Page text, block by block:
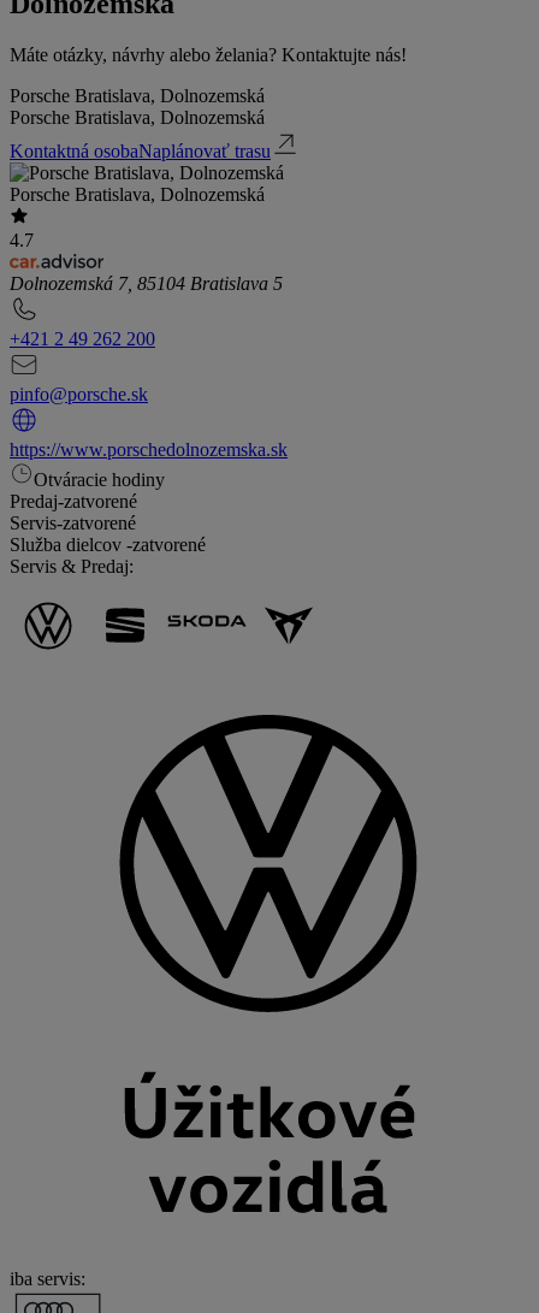
Máte otázky, návrhy alebo želania? Kontaktujte nás!
Porsche Bratislava, Dolnozemská
Porsche Bratislava, Dolnozemská
Kontaktná osobaNaplánovať trasu
Porsche Bratislava, Dolnozemská
4.7
Dolnozemská 7, 85104 Bratislava 5
+421 2 49 262 200
pinfo@porsche.sk
https://www.porschedolnozemska.sk
Otváracie hodiny
Predaj-zatvorené
Servis-zatvorené
Služba dielcov -zatvorené
Servis & Predaj:
iba servis: